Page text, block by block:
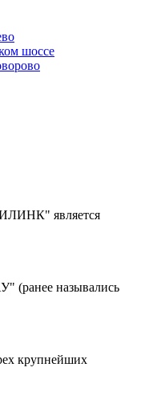
шоссе
является
(ранее назывались
крупнейших